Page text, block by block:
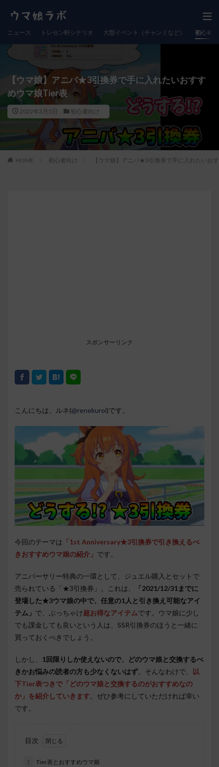
ニュース トレセン軒シナリオ 大型イベント（チャンミなど） 初心者
【ウマ娘】アニバ★3引換券で手に入れたいおすす
めウマ娘Tier表
2022年3月5日 初心者向け
HOME 初心者向け 【ウマ娘】アニバ★3引換券で手に入れたいお
スポンサーリンク
こんにちは、ルネ(@renekuroi)です。
今回のテーマは 「1st Anniversary★3引換券で引き換えるべ
きおすすめウマ娘の紹介」 です。
アニバーサリー特典の一環として、ジュエル購入とセットで
売られている「★3引換券」。これは、
「2021/12/31までに
登場した★3ウマ娘の中で、任意の1人と引き換え可能なアイ
テム」 で、ぶっちゃけ超お得なアイテムです。ウマ娘に少し
でも課金しても良いという人は、SSR引換券のほうと一緒に
買っておくべきでしょう。
しかし、 1回限りしか使えないので、どのウマ娘と交換するべ
きかお悩みの読者の方も少なくないはず。そんなわけで、
以
下Tier表つきで「どのウマ娘と交換するのがおすすめなの
か」を紹介していきます。ぜひ参考にしていただければ幸い
です。
目次
1 Tier表とおすすめウマ娘